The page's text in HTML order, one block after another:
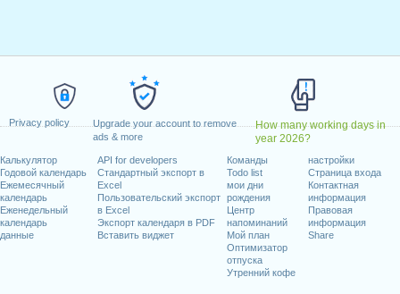
Privacy policy
Upgrade your account to remove
ads & more
How many working days in
year 2026?
Калькулятор
Годовой календарь
Ежемесячный
календарь
Еженедельный
календарь
данные
API for developers
Стандартный экспорт в
Excel
Пользовательский экспорт
в Excel
Экспорт календаря в PDF
Вставить виджет
Команды
Todo list
мои дни
рождения
Центр
напоминаний
Мой план
Оптимизатор
отпуска
Утренний кофе
настройки
Страница входа
Контактная
информация
Правовая
информация
Share
13 май, 2021
на выходные
2021
1 август, 2021
2021